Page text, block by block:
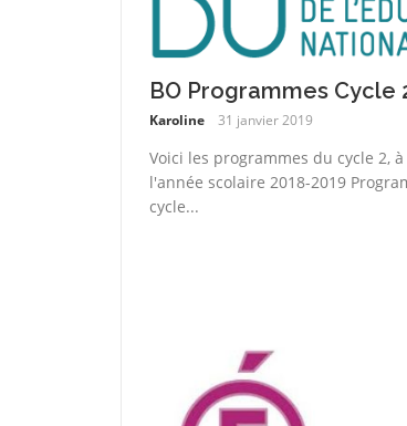
BO Programmes Cycle
Karoline 31 janvier 2019
Voici les programmes du cycle 2,
l'année scolaire 2018-2019
cycle...